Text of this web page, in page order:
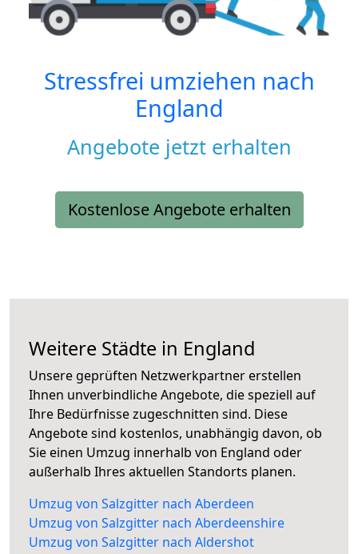
Stressfrei umziehen nach
England
Angebote jetzt erhalten
Kostenlose Angebote erhalten
Weitere Städte in England
Unsere geprüften Netzwerkpartner erstellen
Ihnen unverbindliche Angebote, die speziell auf
Ihre Bedürfnisse zugeschnitten sind. Diese
Angebote sind kostenlos, unabhängig davon, ob
Sie einen Umzug innerhalb von England oder
außerhalb Ihres aktuellen Standorts planen.
Umzug von Salzgitter nach Aberdeen
Umzug von Salzgitter nach Aberdeenshire
Umzug von Salzgitter nach Aldershot